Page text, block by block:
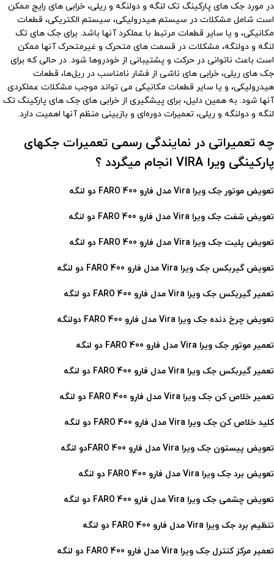
در مورد جک های پارکینگ تک لنگه و دولنگه و ریلی، خرابی های رایج ممکن
است شامل مشکلات در سیستم هیدرولیکی، سیستم الکتریکی، قطعات
مکانیکی، و یا سایر قطعات مرتبط با عملکرد آنها باشد. برای جک های تک
لنگه و دولنگه، مشکلات در قسمت های متحرک و غیرمتحرک آنها ممکن
است باعث ناتوانی در حرکت و پشتیبانی از خودروها شود. در حالی که برای
جک های ریلی، خرابی های ناشی از فشار نامناسب در ریل‌ها، قطعات
هیدرولیکی، و یا سایر قطعات مکانیکی می تواند موجب مشکلات عملکردی
آنها شود. به همین دلیل، برای پیشگیری از خرابی های جک های پارکینگ تک
لنگه و دولنگه و ریلی، تعمیرات دوره‌ای و بازبینی منظم آنها اهمیت دارد.
چه تعمیراتی در نمایندگی رسمی تعمیرات جکهای
پارکینگی ویرا VIRA انجام میگردد ؟
تعویض موتور جک ویرا Vira مدل فارو 400 FARO دو لنگه
تعویض شفت جک ویرا Vira مدل فارو 400 FARO دو لنگه
تعویض پلیت جک ویرا Vira مدل فارو 400 FARO دو لنگه
تعویض گیربکس جک ویرا Vira مدل فارو 400 FARO دو لنگه
تعمیر گیربکس جک ویرا Vira مدل فارو 400 FARO دو لنگه
تعویض چرخ دنده جک ویرا Vira مدل فارو 400 FARO دولنگه
تعمیر موتور جک ویرا Vira مدل فارو 400 FARO دو لنگه
تعمیر گیربکس جک ویرا Vira مدل فارو 400 FARO دو لنگه
تعمیر خلاص کن جک ویرا Vira مدل فارو 400 FARO دو لنگه
کلید خلاص کن جک ویرا Vira مدل فارو 400 FARO دو لنگه
تعویض پیستون جک ویرا Vira مدل فارو 400 FAROدو لنگه
تعویض برد جک ویرا Vira مدل فارو 400 FARO دو لنگه
تعویض چشمی جک ویرا Vira مدل فارو 400 FARO دو لنگه
تنظیم برد جک ویرا Vira مدل فارو 400 FARO دو لنگه
تعمیر مرکز کنترل جک ویرا Vira مدل فارو 400 FARO دو لنگه